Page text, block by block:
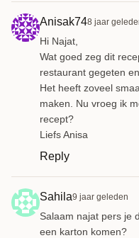
Anisak748 jaar
Hi Najat,
Wat goed zeg dit
restaurant gegeten
Het heeft zoveel
maken. Nu vroeg ik
recept?
Liefs Anisa
Reply
Sahila9 jaar geleden
Salaam najat pers je
een karton komen?